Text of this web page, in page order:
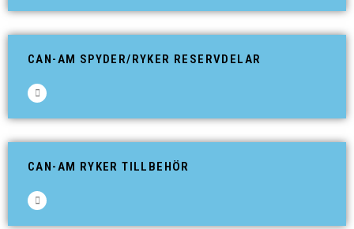
CAN-AM SPYDER/RYKER RESERVDELAR
CAN-AM RYKER TILLBEHÖR